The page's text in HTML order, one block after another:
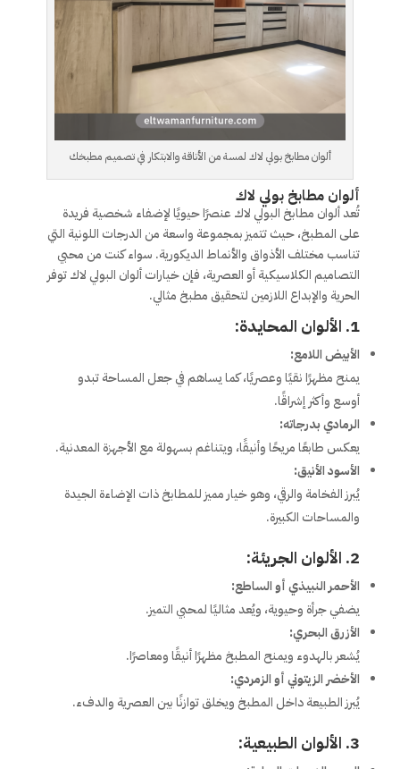
ألوان مطابخ بولي لاك لمسة من الأناقة والابتكار في تصميم مطبخك
ألوان مطابخ بولي لاك
تُعد ألوان مطابخ البولي لاك عنصرًا حيويًا لإضفاء شخصية فريدة
على المطبخ، حيث تتميز بمجموعة واسعة من الدرجات اللونية التي
تناسب مختلف الأذواق والأنماط الديكورية. سواء كنت من محبي
التصاميم الكلاسيكية أو العصرية، فإن خيارات ألوان البولي لاك توفر
الحرية والإبداع اللازمين لتحقيق مطبخ مثالي.
1. الألوان المحايدة:
الأبيض اللامع:
يمنح مظهرًا نقيًا وعصريًا، كما يساهم في جعل المساحة تبدو
أوسع وأكثر إشراقًا.
الرمادي بدرجاته:
يعكس طابعًا مريحًا وأنيقًا، ويتناغم بسهولة مع الأجهزة المعدنية.
الأسود الأنيق:
يُبرز الفخامة والرقي، وهو خيار مميز للمطابخ ذات الإضاءة الجيدة
والمساحات الكبيرة.
2. الألوان الجريئة:
الأحمر النبيذي أو الساطع:
يضفي جرأة وحيوية، ويُعد مثاليًا لمحبي التميز.
الأزرق البحري:
يُشعر بالهدوء ويمنح المطبخ مظهرًا أنيقًا ومعاصرًا.
الأخضر الزيتوني أو الزمردي:
يُبرز الطبيعة داخل المطبخ ويخلق توازنًا بين العصرية والدفء.
3. الألوان الطبيعية: